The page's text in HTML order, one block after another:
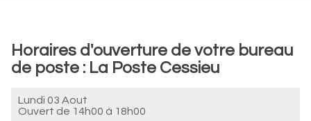
Horaires d'ouverture de votre bureau
de poste : La Poste Cessieu
Lundi 03 Aout
Ouvert de 14h00 à 18h00